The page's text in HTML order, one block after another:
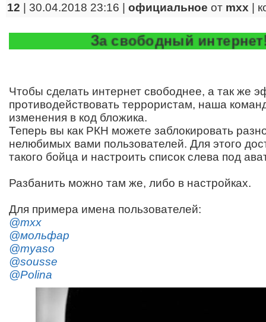
12 | 30.04.2018 23:16 | официальное от mxx
За свободный интернет!
Чтобы сделать интернет свободнее, а так же
противодействовать террористам, наша
изменения в код бложика.
Теперь вы как РКН можете заблокировать
нелюбимых вами пользователей. Для этого
такого бойца и настроить список слева под
Разбанить можно там же, либо в настройках.
Для примера имена пользователей:
@mxx
@мольфар
@myaso
@sousse
@Polina